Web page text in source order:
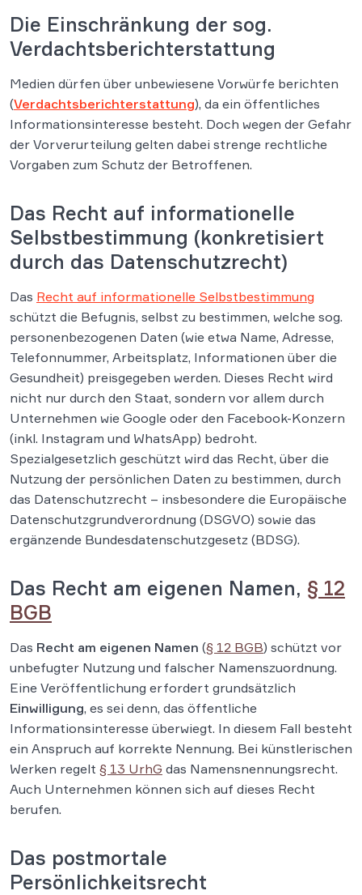
Die Einschränkung der sog.
Verdachtsberichterstattung
Medien dürfen über unbewiesene Vorwürfe berichten
(Verdachtsberichterstattung), da ein öffentliches
Informationsinteresse besteht. Doch wegen der Gefahr
der Vorverurteilung gelten dabei strenge rechtliche
Vorgaben zum Schutz der Betroffenen.
Das Recht auf informationelle
Selbstbestimmung (konkretisiert
durch das Datenschutzrecht)
Das Recht auf informationelle Selbstbestimmung
schützt die Befugnis, selbst zu bestimmen, welche sog.
personenbezogenen Daten (wie etwa Name, Adresse,
Telefonnummer, Arbeitsplatz, Informationen über die
Gesundheit) preisgegeben werden. Dieses Recht wird
nicht nur durch den Staat, sondern vor allem durch
Unternehmen wie Google oder den Facebook-Konzern
(inkl. Instagram und WhatsApp) bedroht.
Spezialgesetzlich geschützt wird das Recht, über die
Nutzung der persönlichen Daten zu bestimmen, durch
das Datenschutzrecht – insbesondere die Europäische
Datenschutzgrundverordnung (DSGVO) sowie das
ergänzende Bundesdatenschutzgesetz (BDSG).
Das Recht am eigenen Namen, § 12
BGB
Das Recht am eigenen Namen (§ 12 BGB) schützt vor
unbefugter Nutzung und falscher Namenszuordnung.
Eine Veröffentlichung erfordert grundsätzlich
Einwilligung, es sei denn, das öffentliche
Informationsinteresse überwiegt. In diesem Fall besteht
ein Anspruch auf korrekte Nennung. Bei künstlerischen
Werken regelt § 13 UrhG das Namensnennungsrecht.
Auch Unternehmen können sich auf dieses Recht
berufen.
Das postmortale
Persönlichkeitsrecht